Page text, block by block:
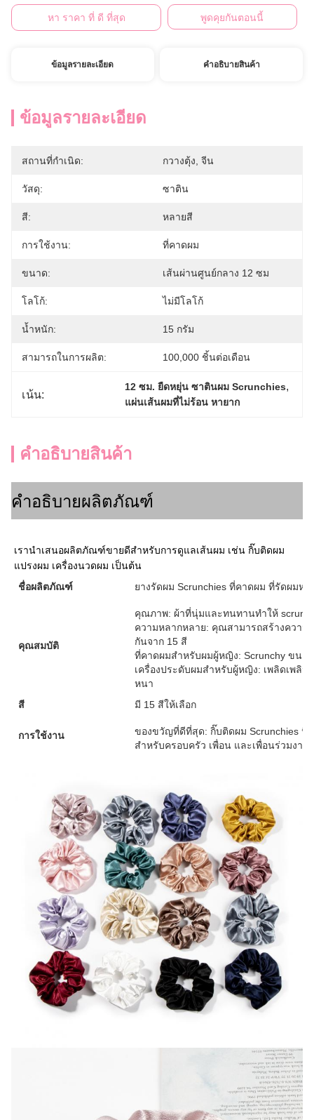
หา ราคา ที่ ดี ที่สุด พูดคุยกันตอนนี้
ข้อมูลรายละเอียด คําอธิบายสินค้า
ข้อมูลรายละเอียด
สถานที่กำเนิด: กวางตุ้ง, จีน
วัสดุ: ซาติน
สี: หลายสี
การใช้งาน: ที่คาดผม
ขนาด: เส้นผ่านศูนย์กลาง 12 ซม
โลโก้: ไม่มีโลโก้
น้ำหนัก: 15 กรัม
สามารถในการผลิต: 100,000 ชิ้นต่อเดือน
เน้น:
12 ซม. ยืดหยุ่น ซาตินผม Scrunchies
แผ่นเส้นผมที่ไม่ร้อน หายาก
คําอธิบายสินค้า
คำอธิบายผลิตภัณฑ์
เรานำเสนอผลิตภัณฑ์ขายดีสำหรับการดูแลเส้นผม เช่น กิ๊บติดผม
แปรงผม เครื่องนวดผม เป็นต้น
ชื่อผลิตภัณฑ์
ยางรัดผม Scrunchies ที่คาดผม ที่รัดผมห
คุณสมบัติ
คุณภาพ: ผ้าที่นุ่มและทนทานทำให้
ความหลากหลาย: คุณสามารถสร้างควา
กันจาก 15 สี
ที่คาดผมสำหรับผมผู้หญิง: Scrunchy ขนา
เครื่องประดับผมสำหรับผู้หญิง: เพลิดเพลิ
หนา
สี
มี 15 สีให้เลือก
การใช้งาน
ของขวัญที่ดีที่สุด: กิ๊บติดผม Scrunchies นี้
สำหรับครอบครัว เพื่อน และเพื่อนร่วมงา